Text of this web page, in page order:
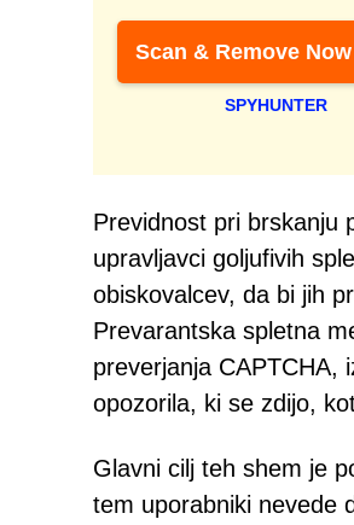
Scan & Remove Now
SPYHUNTER
Previdnost pri brskanju
upravljavci goljufivih
obiskovalcev, da bi jih
Prevarantska spletna
preverjanja CAPTCHA,
opozorila, ki se zdijo,
Glavni cilj teh shem je
tem uporabniki nevede